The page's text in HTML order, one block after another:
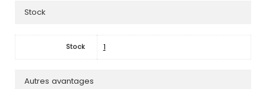
Stock
Stock 1
Autres avantages